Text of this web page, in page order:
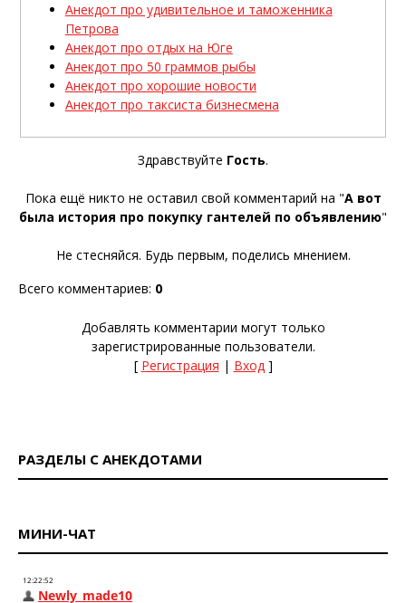
Анекдот про удивительное и таможенника
Петрова
Анекдот про отдых на Юге
Анекдот про 50 граммов рыбы
Анекдот про хорошие новости
Анекдот про таксиста бизнесмена
Здравствуйте Гость.
Пока ещё никто не оставил свой комментарий на "А вот
была история про покупку гантелей по объявлению"
Не стесняйся. Будь первым, поделись мнением.
Всего комментариев: 0
Добавлять комментарии могут только
зарегистрированные пользователи.
[ Регистрация | Вход]
РАЗДЕЛЫ С АНЕКДОТАМИ
МИНИ-ЧАТ